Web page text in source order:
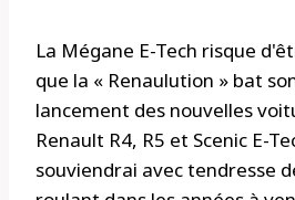
La Mégane E-Tech risque
que la « Renaulution » bat
lancement des nouvelles
Renault R4, R5 et Scenic E-
souviendrai avec tendresse